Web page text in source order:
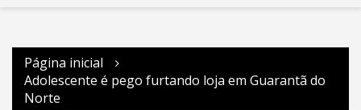
Página inicial
Adolescente é pego furtando loja em Guarantã do
Norte